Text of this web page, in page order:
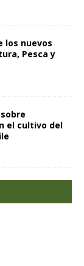
los nuevos
Pesca y
el cultivo del